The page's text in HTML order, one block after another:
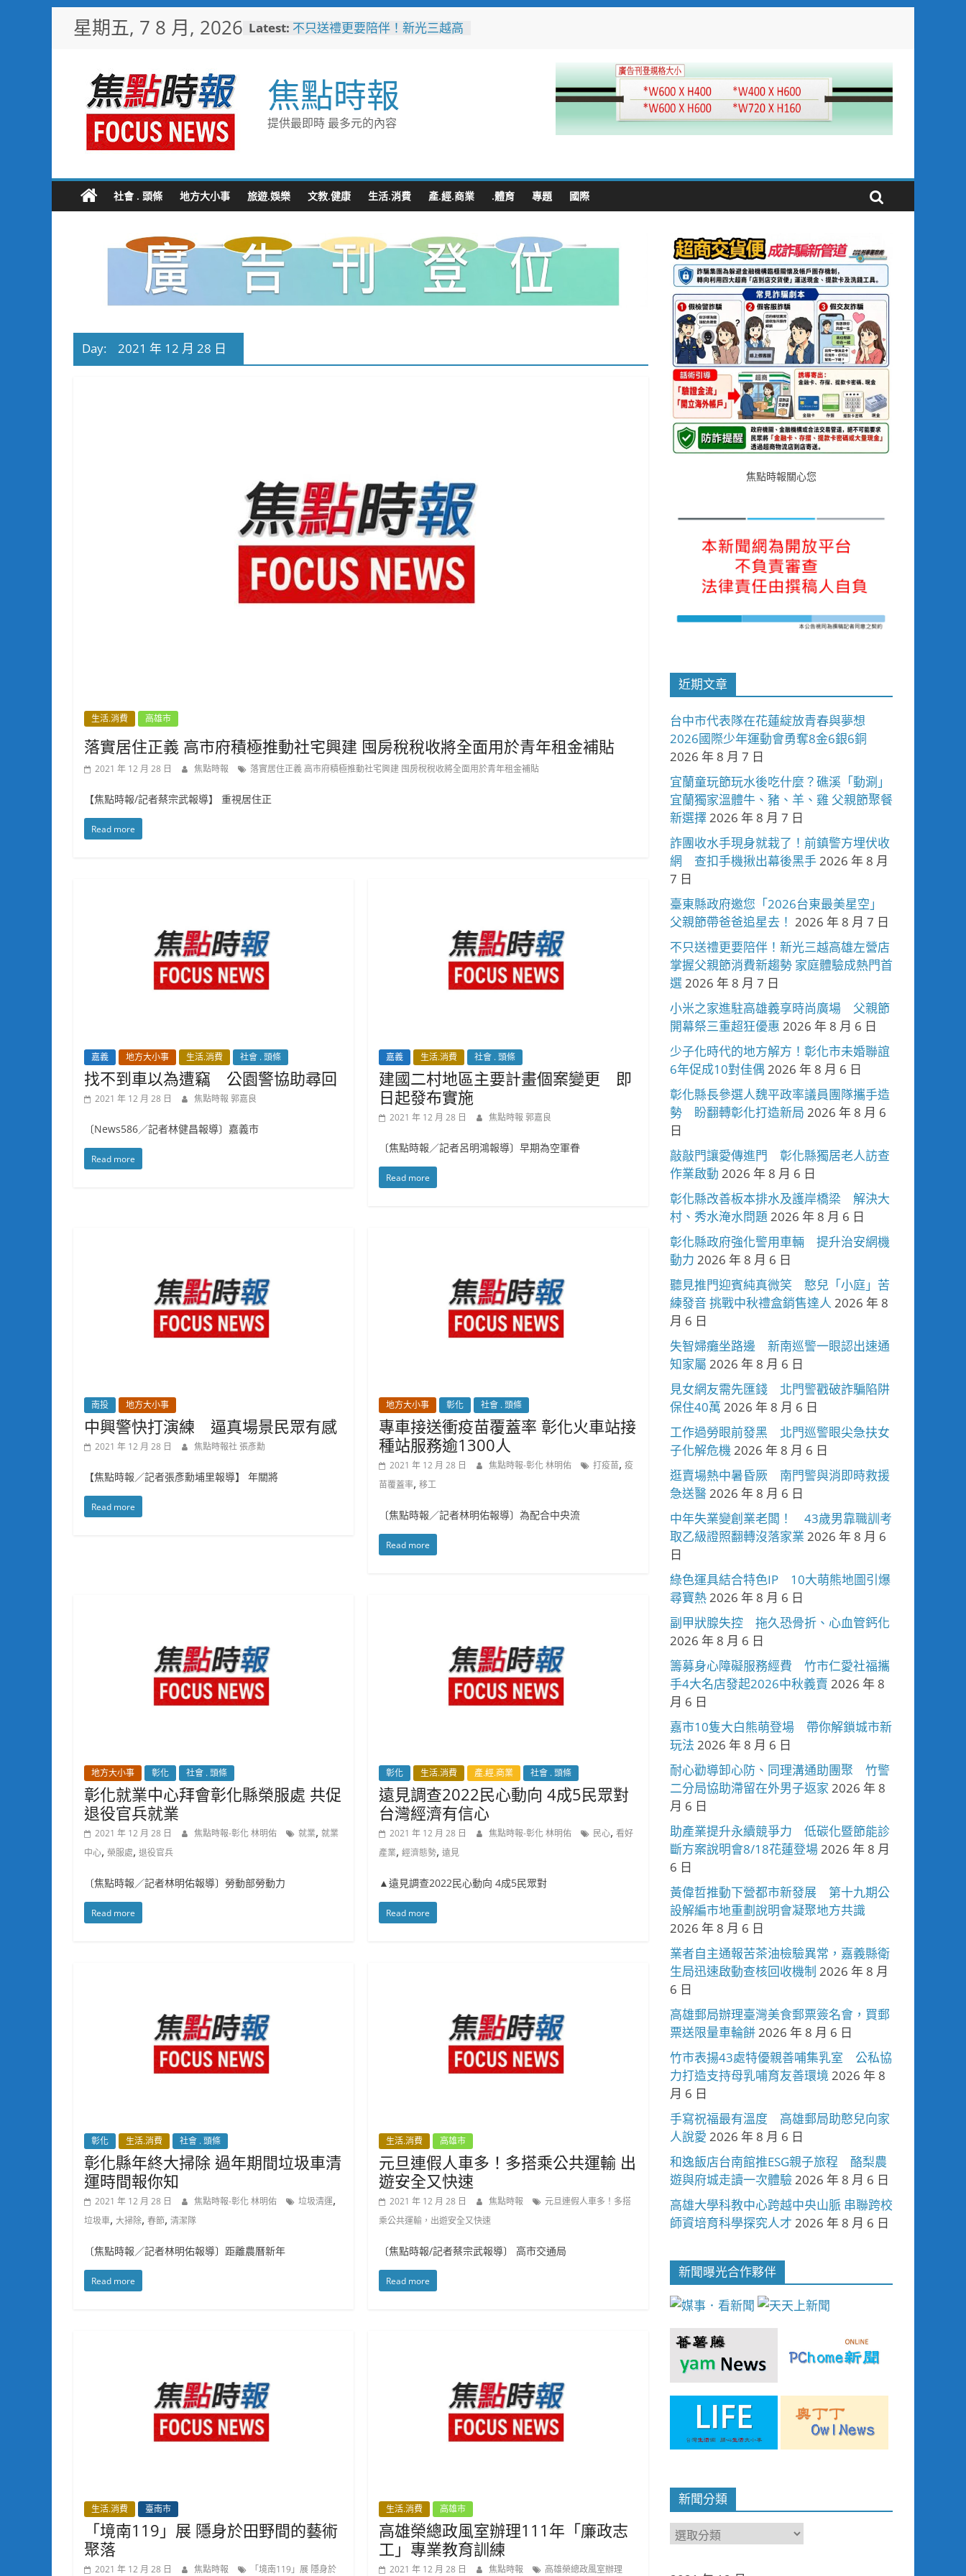
星期五, 7 8 月, 2026 Latest: 不只送禮更要陪伴！新光三越高
夢想 2026國際少年運動會勇奪
8金6銀6銅
宜蘭童玩節玩水後吃什麼？礁溪
「動涮」宜蘭獨家溫體牛、豬、
黑手
臺東縣政府邀您「2026台東最
美星空」父親節帶爸爸追星去！
焦點時報
提供最即時 最多元的內容
社會 . 頭條 地方大小事 旅遊.娛樂 文教.健康 生活.消費 產.經.商業 .體育 專題 國際
Day: 2021 年 12 月 28 日
生活.消費 高雄市
落實居住正義 高市府積極推動社宅興建 囤房稅稅收將全面用於青年租金補貼
2021 年 12 月 28 日 焦點時報 落實居住正義 高市府積極推動社宅興建 囤房稅稅收將全面用於青年租金補貼
【焦點時報/記者蔡宗武報導】 重視居住正
Read more
嘉義 地方大小事 生活.消費 社會 . 頭條
找不到車以為遭竊 公園警協助尋回
2021 年 12 月 28 日 焦點時報 郭嘉良
〔News586／記者林健昌報導〕嘉義市
Read more
嘉義 生活.消費 社會 . 頭條
建國二村地區主要計畫個案變更 即
日起發布實施
2021 年 12 月 28 日 焦點時報 郭嘉良
〔焦點時報／記者呂明鴻報導〕早期為空軍眷
Read more
南投 地方大小事
中興警快打演練 逼真場景民眾有感
2021 年 12 月 28 日 焦點時報社 張彥勳
【焦點時報／記者張彥勳埔里報導】 年關將
Read more
地方大小事 彰化 社會 . 頭條
專車接送衝疫苗覆蓋率 彰化火車站接
種站服務逾1300人
2021 年 12 月 28 日 焦點時報-彰化 林明佑 打疫苗,疫
苗覆蓋率,移工
〔焦點時報／記者林明佑報導〕為配合中央流
Read more
地方大小事 彰化 社會 . 頭條
彰化就業中心拜會彰化縣榮服處 共促
退役官兵就業
2021 年 12 月 28 日 焦點時報-彰化 林明佑 就業, 就業
中心, 榮服處, 退役官兵
〔焦點時報／記者林明佑報導〕勞動部勞動力
Read more
彰化 生活.消費 產.經.商業 社會 . 頭條
遠見調查2022民心動向 4成5民眾對
台灣經濟有信心
2021 年 12 月 28 日 焦點時報-彰化 林明佑 民心,看好
產業,經濟態勢,遠見
▲遠見調查2022民心動向 4成5民眾對
Read more
彰化 生活.消費 社會 . 頭條
彰化縣年終大掃除 過年期間垃圾車清
運時間報你知
2021 年 12 月 28 日 焦點時報-彰化 林明佑 垃圾清運,
垃圾車, 大掃除, 春節, 清潔隊
〔焦點時報／記者林明佑報導〕距離農曆新年
Read more
生活.消費 高雄市
元旦連假人車多！多搭乘公共運輸 出
遊安全又快速
2021 年 12 月 28 日 焦點時報
元旦連假人車多！多搭
乘公共運輸，出遊安全又快速
〔焦點時報/記者蔡宗武報導〕 高市交通局
Read more
生活.消費 臺南市
「境南119」展 隱身於田野間的藝術
聚落
2021 年 12 月 28 日 焦點時報 「境南119」展 隱身於
生活.消費 高雄市
高雄榮總政風室辦理111年「廉政志
工」專業教育訓練
2021 年 12 月 28 日 焦點時報 高雄榮總政風室辦理
焦點時報關心您
近期文章
台中市代表隊在花蓮綻放青春與夢想
2026國際少年運動會勇奪8金6銀6銅
2026 年 8 月 7 日
宜蘭童玩節玩水後吃什麼？礁溪「動涮」
宜蘭獨家溫體牛、豬、羊、雞 父親節聚餐
新選擇2026 年 8 月 7 日
詐團收水手現身就栽了！前鎮警方埋伏收
網 查扣手機揪出幕後黑手2026 年 8 月
7 日
臺東縣政府邀您「2026台東最美星空」
父親節帶爸爸追星去！ 2026 年 8 月 7 日
不只送禮更要陪伴！新光三越高雄左營店
掌握父親節消費新趨勢 家庭體驗成熱門首
選2026 年 8 月 7 日
小米之家進駐高雄義享時尚廣場 父親節
開幕祭三重超狂優惠 2026 年 8 月 6 日
少子化時代的地方解方！彰化市未婚聯誼
6年促成10對佳偶 2026 年 8 月 6 日
彰化縣長參選人魏平政率議員團隊攜手造
勢 盼翻轉彰化打造新局 2026 年 8 月 6
日
敲敲門讓愛傳進門 彰化縣獨居老人訪查
作業啟動 2026 年 8 月 6 日
彰化縣改善板本排水及護岸橋梁 解決大
村、秀水淹水問題 2026 年 8 月 6 日
彰化縣政府強化警用車輛 提升治安網機
動力 2026 年 8 月 6 日
聽見推門迎賓純真微笑 憨兒「小庭」苦
練發音 挑戰中秋禮盒銷售達人 2026 年 8
月 6 日
失智婦癱坐路邊 新南巡警一眼認出速通
知家屬 2026 年 8 月 6 日
見女網友需先匯錢 北門警戳破詐騙陷阱
保住40萬 2026 年 8 月 6 日
工作過勞眼前發黑 北門巡警眼尖急扶女
子化解危機2026 年 8 月 6 日
逛賣場熱中暑昏厥 南門警與消即時救援
急送醫2026 年 8 月 6 日
中年失業變創業老闆！ 43歲男靠職訓考
取乙級證照翻轉沒落家業 2026 年 8 月 6
日
綠色運具結合特色IP 10大萌熊地圖引爆
尋寶熱2026 年 8 月 6 日
副甲狀腺失控 拖久恐骨折、心血管鈣化
2026 年 8 月 6 日
籌募身心障礙服務經費 竹市仁愛社福攜
手4大名店發起2026中秋義賣 2026 年 8
月 6 日
嘉市10隻大白熊萌登場 帶你解鎖城市新
玩法 2026 年 8 月 6 日
耐心勸導卸心防、同理溝通助團聚 竹警
二分局協助滯留在外男子返家 2026 年 8
月 6 日
助產業提升永續競爭力 低碳化暨節能診
斷方案說明會8/18花蓮登場2026 年 8 月
6 日
黃偉哲推動下營都市新發展 第十九期公
設解編市地重劃說明會凝聚地方共識
2026 年 8 月 6 日
業者自主通報苦茶油檢驗異常，嘉義縣衛
生局迅速啟動查核回收機制 2026 年 8 月
6 日
高雄郵局辦理臺灣美食郵票簽名會，買郵
票送限量車輪餅2026 年 8 月 6 日
竹市表揚43處特優親善哺集乳室 公私協
力打造支持母乳哺育友善環境2026 年 8
月 6 日
手寫祝福最有溫度 高雄郵局助憨兒向家
人說愛 2026 年 8 月 6 日
和逸飯店台南館推ESG親子旅程 酪梨農
遊與府城走讀一次體驗2026 年 8 月 6 日
高雄大學科教中心跨越中央山脈 串聯跨校
師資培育科學探究人才 2026 年 8 月 6 日
新聞曝光合作夥伴
新聞分類
新